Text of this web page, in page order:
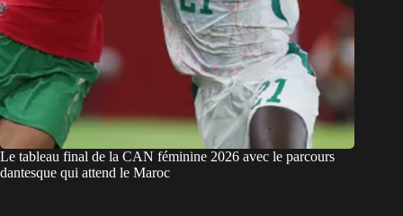
Le tableau final de la CAN féminine 2026 avec le parcours
dantesque qui attend le Maroc